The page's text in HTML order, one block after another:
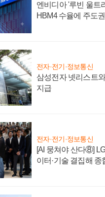
엔비디아 '루빈 울트
HBM4 수율에 주도
전자·전기·정보통신
삼성전자 넷리스트
지급
전자·전기·정보통신
[AI 뭉쳐야 산다⑧]
이터·기술 결집해